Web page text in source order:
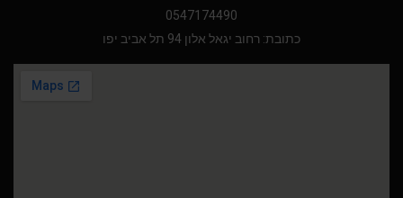
0547174490
כתובת: רחוב יגאל אלון 94 תל אביב יפו